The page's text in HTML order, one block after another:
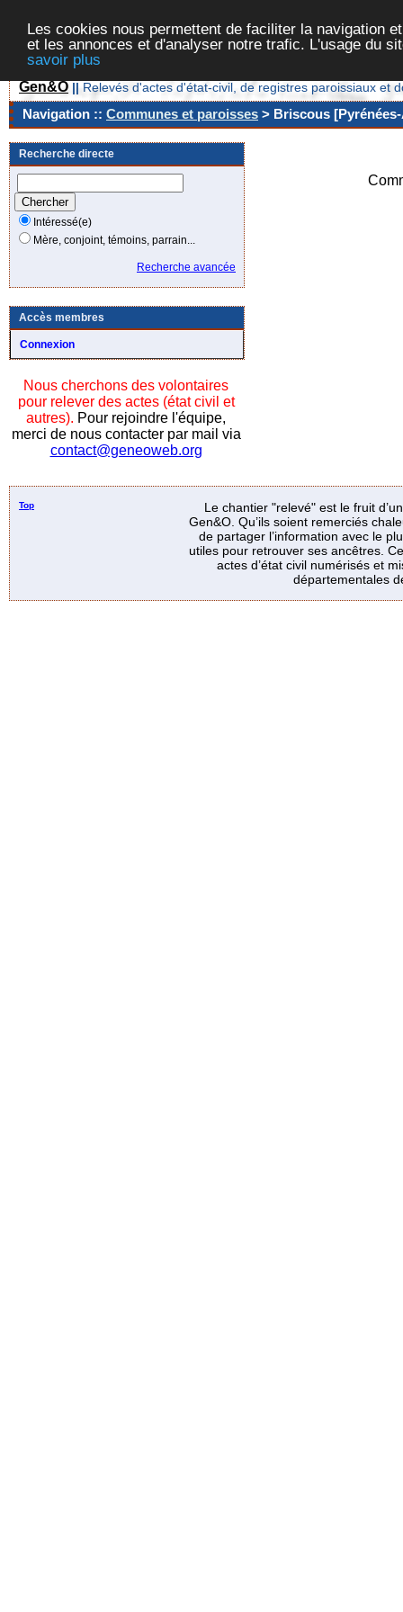
Les cookies nous permettent de faciliter la navigation
et les annonces et d'analyser notre trafic. L'usage du
savoir plus
Gen&O || Relevés d'actes d'état-civil, de registres paroissiaux et
Navigation :: Communes et paroisses > Briscous
Recherche directe
Intéressé(e)
Mère, conjoint, témoins, parrain...
Recherche avancée
Accès membres
Connexion
Nous cherchons des volontaires
pour relever des actes (état civil et
autres). Pour rejoindre l'équipe,
merci de nous contacter par mail via
contact@geneoweb.org
Top
Le chantier "relevé" est le fruit
Gen&O. Qu’ils soient remerciés
de partager l’information avec le
utiles pour retrouver ses ancêtres.
actes d’état civil numérisés et
départementales